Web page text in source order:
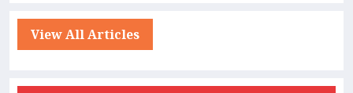
View All Articles